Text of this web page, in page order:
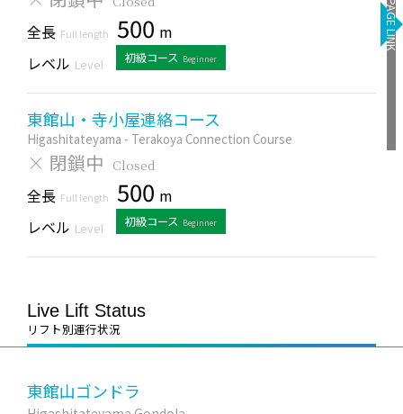
全長 Full length 500 m
レベル Level 初級コース Beginner
東館山・寺小屋連絡コース
Higashitateyama - Terakoya Connection Course
× 閉鎖中 Closed
全長 Full length 500 m
レベル Level 初級コース Beginner
Live Lift Status
リフト別運行状況
東館山ゴンドラ
PAGE LINK